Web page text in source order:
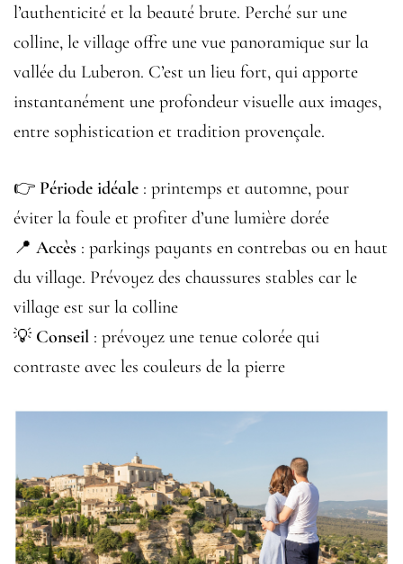
l’authenticité et la beauté brute. Perché sur une
colline, le village offre une vue panoramique sur la
vallée du Luberon. C’est un lieu fort, qui apporte
instantanément une profondeur visuelle aux images,
entre sophistication et tradition provençale.
👉 Période idéale : printemps et automne, pour
éviter la foule et profiter d’une lumière dorée
📍 Accès : parkings payants en contrebas ou en haut
du village. Prévoyez des chaussures stables car le
village est sur la colline
💡 Conseil : prévoyez une tenue colorée qui
contraste avec les couleurs de la pierre